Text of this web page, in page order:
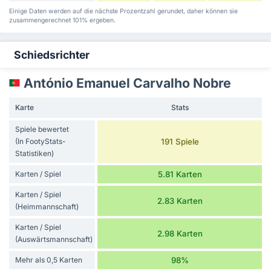
Einige Daten werden auf die nächste Prozentzahl gerundet, daher können sie
zusammengerechnet 101% ergeben.
Schiedsrichter
António Emanuel Carvalho Nobre
Karte Stats
Spiele bewertet
(In FootyStats-
Statistiken)
191 Spiele
Karten / Spiel 5.81 Karten
Karten / Spiel
(Heimmannschaft)
2.83 Karten
Karten / Spiel
(Auswärtsmannschaft)
2.98 Karten
Mehr als 0,5 Karten 98%